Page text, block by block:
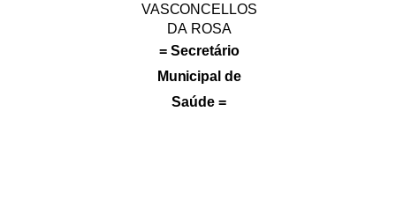
VASCONCELLOS
DA ROSA
= Secretário
Municipal de
Saúde =